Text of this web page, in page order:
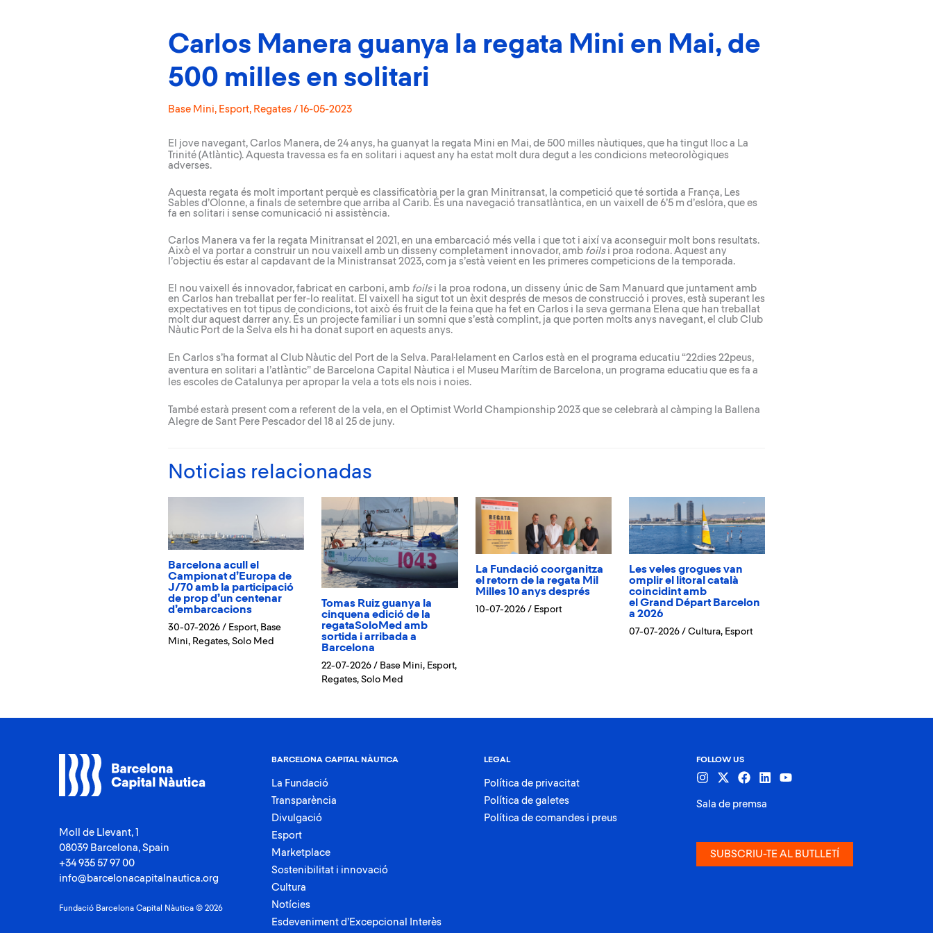
Carlos Manera guanya la regata Mini en Mai, de
500 milles en solitari
Base Mini, Esport, Regates / 16-05-2023
El jove navegant, Carlos Manera, de 24 anys, ha guanyat la regata Mini en Mai, de 500 milles nàutiques, que ha tingut lloc a La
Trinité (Atlàntic). Aquesta travessa es fa en solitari i aquest any ha estat molt dura degut a les condicions meteorològiques
adverses.
Aquesta regata és molt important perquè es classificatòria per la gran Minitransat, la competició que té sortida a França, Les
Sables d’Olonne, a finals de setembre que arriba al Carib. És una navegació transatlàntica, en un vaixell de 6’5 m d’eslora, que es
fa en solitari i sense comunicació ni assistència.
Carlos Manera va fer la regata Minitransat el 2021, en una embarcació més vella i que tot i així va aconseguir molt bons resultats.
Això el va portar a construir un nou vaixell amb un disseny completament innovador, amb foilsi proa rodona. Aquest any
l’objectiu és estar al capdavant de la Ministransat 2023, com ja s’està veient en les primeres competicions de la temporada.
El nou vaixell és innovador, fabricat en carboni, amb foilsi la proa rodona, un disseny únic de Sam Manuard que juntament amb
en Carlos han treballat per fer-lo realitat. El vaixell ha sigut tot un èxit després de mesos de construcció i proves, està superant les
expectatives en tot tipus de condicions, tot això és fruit de la feina que ha fet en Carlos i la seva germana Elena que han treballat
molt dur aquest darrer any. És un projecte familiar i un somni que s’està complint, ja que porten molts anys navegant, el club Club
Nàutic Port de la Selva els hi ha donat suport en aquests anys.
En Carlos s’ha format al Club Nàutic del Port de la Selva. Paral·lelament en Carlos està en el programa educatiu “22dies 22peus,
aventura en solitari a l’atlàntic” de Barcelona Capital Nàutica i el Museu Marítim de Barcelona, un programa educatiu que es fa a
les escoles de Catalunya per apropar la vela a tots els nois i noies.
També estarà present com a referent de la vela, en el Optimist World Championship 2023 que se celebrarà al càmping la Ballena
Alegre de Sant Pere Pescador del 18 al 25 de juny.
Noticias relacionadas
Barcelona acull el
Campionat d’Europa de
J/70 amb la participació
de prop d’un centenar
d’embarcacions
30-07-2026 / Esport, Base
Mini, Regates, Solo Med
Tomas Ruiz guanya la
cinquena edició de la
regataSoloMed amb
sortida i arribada a
Barcelona
22-07-2026/ Base Mini, Esport,
Regates,Solo Med
La Fundació coorganitza
el retorn de la regata Mil
Milles 10 anys després
10-07-2026 / Esport
Les veles grogues van
omplir el litoral català
coincidint amb
el Grand Départ Barcelon
a 2026
07-07-2026 / Cultura, Esport
Moll de Llevant, 1
08039 Barcelona, Spain
+34 935 57 97 00
info@barcelonacapitalnautica.org
Fundació Barcelona Capital Nàutica © 2026
BARCELONA CAPITAL NÀUTICA
La Fundació
Transparència
Divulgació
Esport
Marketplace
Sostenibilitat i innovació
Cultura
Notícies
Esdeveniment d’Excepcional Interès
LEGAL
Política de privacitat
Política de galetes
Política de comandes i preus
FOLLOW US
Sala de premsa
SUBSCRIU-TE AL BUTLLETÍ